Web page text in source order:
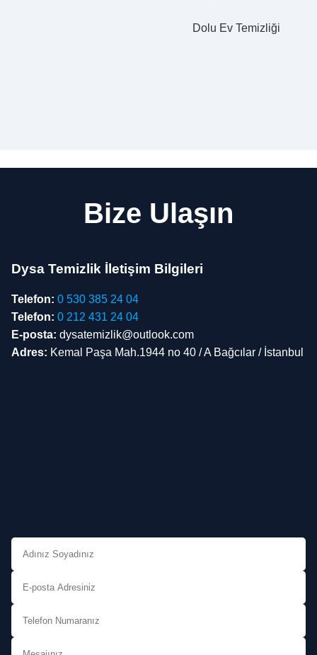
Dolu Ev Temizliği
Bize Ulaşın
Dysa Temizlik İletişim Bilgileri
Telefon: 0 530 385 24 04
Telefon: 0 212 431 24 04
E-posta: dysatemizlik@outlook.com
Adres: Kemal Paşa Mah.1944 no 40 / A Bağcılar / İstanbul